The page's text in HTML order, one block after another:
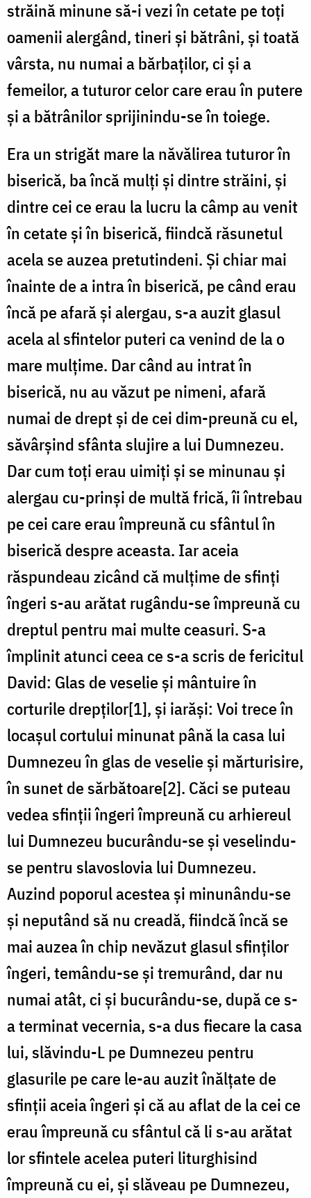
străină minune să-i vezi în cetate pe toți
oamenii alergând, tineri și bătrâni, și toată
vârsta, nu numai a bărbaților, ci și a
femeilor, a tuturor celor care erau în putere
și a bătrânilor sprijinindu-se în toiege.
Era un strigăt mare la năvălirea tuturor în
biserică, ba încă mulți și dintre străini, și
dintre cei ce erau la lucru la câmp au venit
în cetate și în biserică, fiindcă răsunetul
acela se auzea pretutindeni. Și chiar mai
înainte de a intra în biserică, pe când erau
încă pe afară și alergau, s-a auzit glasul
acela al sfintelor puteri ca venind de la o
mare mulțime. Dar când au intrat în
biserică, nu au văzut pe nimeni, afară
numai de drept și de cei dim-preună cu el,
săvârșind sfânta slujire a lui Dumnezeu.
Dar cum toți erau uimiți și se minunau și
alergau cu-prinși de multă frică, îi întrebau
pe cei care erau împreună cu sfântul în
biserică despre aceasta. Iar aceia
răspundeau zicând că mulțime de sfinți
îngeri s-au arătat rugându-se împreună cu
dreptul pentru mai multe ceasuri. S-a
împlinit atunci ceea ce s-a scris de fericitul
David: Glas de veselie și mântuire în
corturile drepților[1], și iarăși: Voi trece în
locașul cortului minunat până la casa lui
Dumnezeu în glas de veselie și mărturisire,
în sunet de sărbătoare[2]. Căci se puteau
vedea sfinții îngeri împreună cu arhiereul
lui Dumnezeu bucurându-se și veselindu-
se pentru slavoslovia lui Dumnezeu.
Auzind poporul acestea și minunându-se
și neputând să nu creadă, fiindcă încă se
mai auzea în chip nevăzut glasul sfinților
îngeri, temându-se și tremurând, dar nu
numai atât, ci și bucurându-se, după ce s-
a terminat vecernia, s-a dus fiecare la casa
lui, slăvindu-L pe Dumnezeu pentru
glasurile pe care le-au auzit înălțate de
sfinții aceia îngeri și că au aflat de la cei ce
erau împreună cu sfântul că li s-au arătat
lor sfintele acelea puteri liturghisind
împreună cu ei, și slăveau pe Dumnezeu,